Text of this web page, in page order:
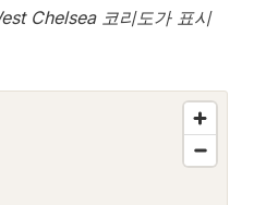
Chelsea 코리도가 표시